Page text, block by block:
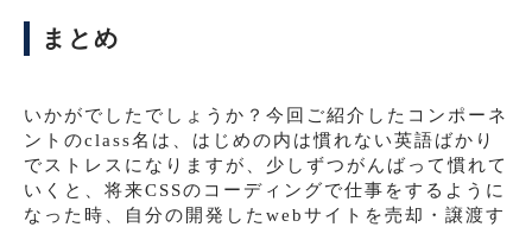
まとめ
いかがでしたでしょうか？今回ご紹介したコンポーネ
ントのclass名は、はじめの内は慣れない英語ばかり
でストレスになりますが、少しずつがんばって慣れて
いくと、将来CSSのコーディングで仕事をするように
なった時、自分の開発したwebサイトを売却・譲渡す